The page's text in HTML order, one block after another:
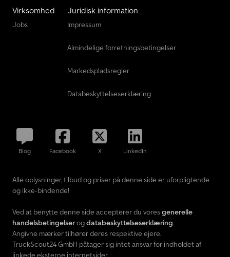
Virksomhed
Jobs
Juridisk information
Impressum
Almindelige forretningsbetingelser
Markedspladsregler
Databeskyttelseserklæring
Blog Facebook X LinkedIn
Alle oplysninger, tilbud og priser på denne side er uforpligtende
og ikke-bindende!
Ved at benytte denne side accepterer du voresgenerelle
handelsbetingelserogdatabeskyttelseserklæring.
Angivne mærker tilhører deres respektive ejere.
TruckScout24 GmbH påtager sig intet ansvar for indholdet af
linkede eksterne internetsider.